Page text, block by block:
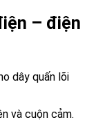
– điện
dây quấn lõi
và cuộn cảm.